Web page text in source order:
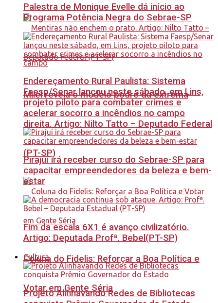
Milei revela o modelo podre da extrema
direita. Artigo: Nilto Tatto – Deputado Federal
(PT-SP)
Coluna do Fidelis: Reforçar a Boa Política e
Votar em Gente Séria
Palestra de Monique Evelle dá início ao
Programa Potência Negra do Sebrae-SP
Endereçamento Rural Paulista: Sistema
Faesp/Senar lançou neste sábado, em Lins,
projeto piloto para combater crimes e
acelerar socorro a incêndios no campo
Pirajuí irá receber curso do Sebrae-SP para
capacitar empreendedores da beleza e bem-
estar
Fim da escala 6X1 é avanço civilizatório.
Artigo: Deputada Profª. Bebel(PT-SP)
Cultura
Projeto Alinhavando Redes de Bibliotecas